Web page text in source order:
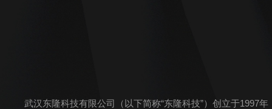
武汉东隆科技有限公司（以下简称“东隆科技”）创立于1997